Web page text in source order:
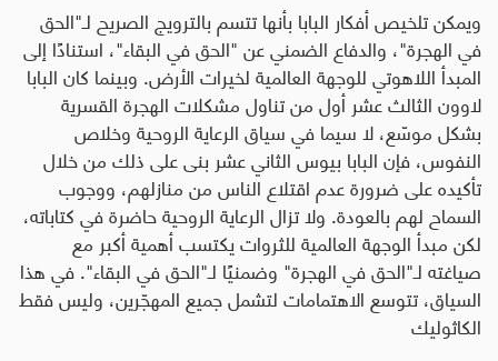
ويمكن تلخيص أفكار البابا بأنها تتسم بالترويج الصريح لـ"الحق
في الهجرة"، والدفاع الضمني عن"الحق في البقاء"، استنادًا إلى
المبدأ اللاهوتي للوجهة العالمية لخيرات الأرض. وبينما كان البابا
لاوون الثالث عشر أول من تناول مشكلات الهجرة القسرية
بشكل موسّع، لا سيما في سياق الرعاية الروحية وخلاص
النفوس، فإن البابا بيوس الثاني عشر بنى على ذلك من خلال
تأكيده على ضرورة عدم اقتلاع الناس من منازلهم، ووجوب
السماح لهم بالعودة. ولا تزال الرعاية الروحية حاضرة في كتاباته،
لكن مبدأ الوجهة العالمية للثروات يكتسب أهمية أكبر مع
صياغته لـ"الحق في الهجرة" وضمنيًا لـ"الحق في البقاء". في هذا
السياق، تتوسع الاهتمامات لتشمل جميع المهجّرين، وليس فقط
الكاثوليك